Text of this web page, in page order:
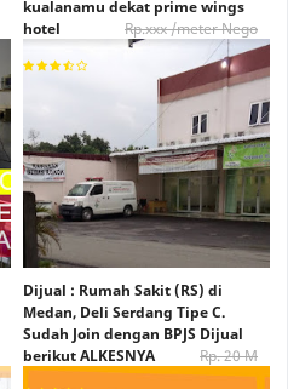
kualanamu dekat prime wings
hotel
Rp.xxx /meter Nego
Rp. xxx /Meter Nego
Dijual : Rumah Sakit (RS) di
Medan, Deli Serdang Tipe C.
Sudah Join dengan BPJS Dijual
berikut ALKESNYA
Rp. 20 M
Rp. 15 M (Nego)